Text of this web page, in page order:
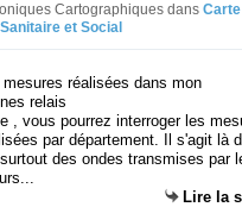
Cartographiques dans
et Social
, vous pourrez interroger les
par département. Il s'agit là
des ondes transmises par
Lire la